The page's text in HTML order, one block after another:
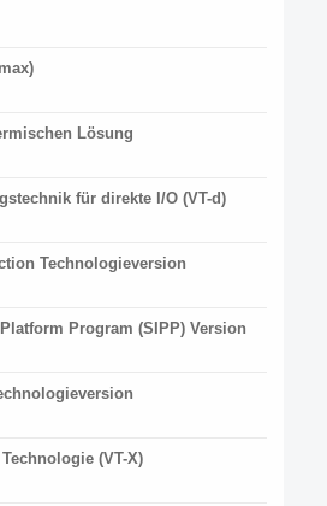
Lösung
für direkte I/O (VT-d)
Technologieversion
Program (SIPP) Version
(VT-X)